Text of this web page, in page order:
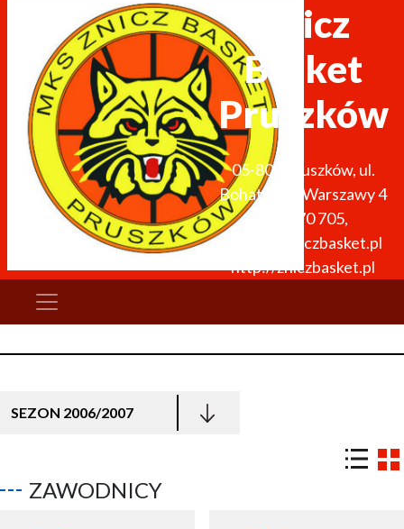
Znicz
Basket
Pruszków
05-800 Pruszków, ul.
Bohaterów Warszawy 4
691 270 705,
zarzad@zniczbasket.pl
http://zniczbasket.pl
SEZON 2006/2007
ZAWODNICY